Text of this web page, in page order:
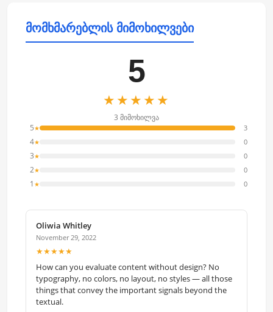
მომხმარებლის მიმოხილვები
5
★★★★★
3 მიმოხილვა
5★ 3
4★ 0
3★ 0
2★ 0
1 ★ 0
Oliwia Whitley
November 29, 2022
★★★★★
How can you evaluate content without design? No
typography, no colors, no layout, no styles — all those
things that convey the important signals beyond the
textual.